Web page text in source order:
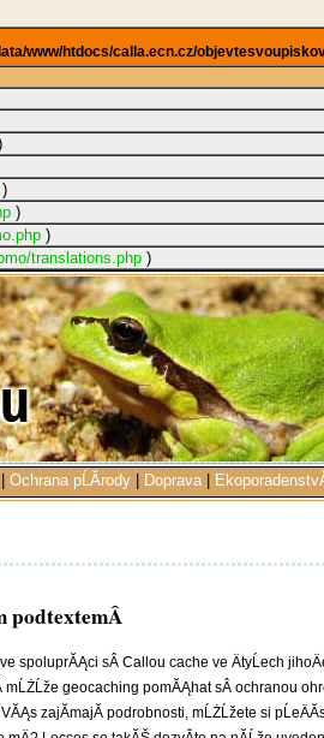
www/htdocs/calla.ecn.cz/
)
)
)
translations.php )
Ochrana pĹĂ­rody| Doprava|
podtextemÂ
spoluprĂĄci sÂ Callou cache ve ÄtyĹech
geocaching pomĂĄhat sÂ ochranou
zajĂ­majĂ­ podrobnosti, mĹŻĹžete si